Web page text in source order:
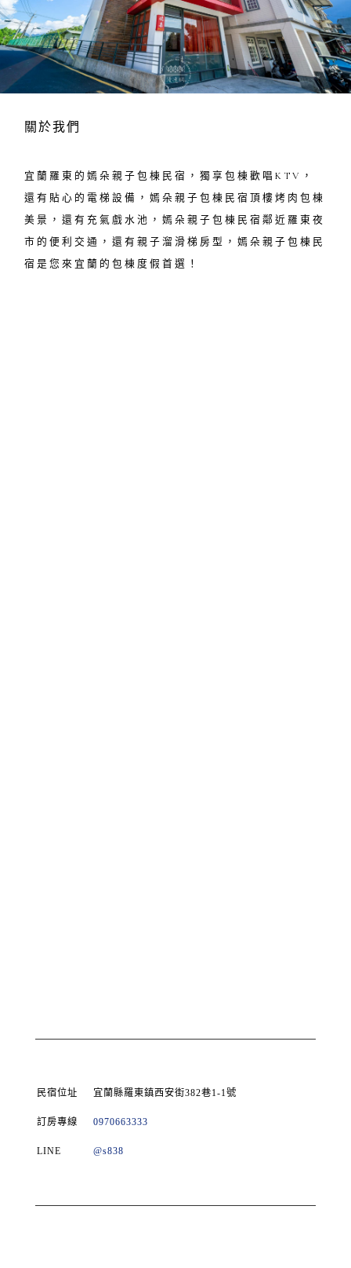
關於我們
宜蘭羅東的嫣朵親子包棟民宿，獨享包棟歡唱KTV，
還有貼心的電梯設備，嫣朵親子包棟民宿頂樓烤肉包棟
美景，還有充氣戲水池，嫣朵親子包棟民宿鄰近羅東夜
市的便利交通，還有親子溜滑梯房型，嫣朵親子包棟民
宿是您來宜蘭的包棟度假首選！
民宿位址 宜蘭縣羅東鎮西安街382巷1-1號
訂房專線 0970663333
LINE @s838